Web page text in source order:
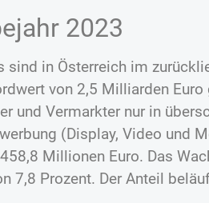
2023
sind in Österreich im
von 2,5 Milliarden Euro
und Vermarkter nur in
(Display, Video und
Millionen Euro. Das
7,8 Prozent. Der Anteil